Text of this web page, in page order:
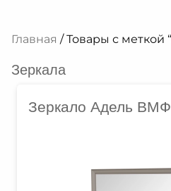
Главная / Товары с меткой
Зеркала
Зеркало Адель